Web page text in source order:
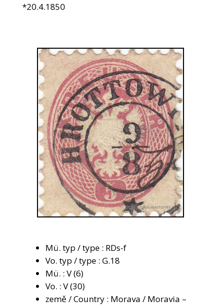
*20.4.1850
Mü. typ / type : RDs-f
Vo. typ / type : G.18
Mü. : V (6)
Vo. : V (30)
země / Country : Morava / Moravia –